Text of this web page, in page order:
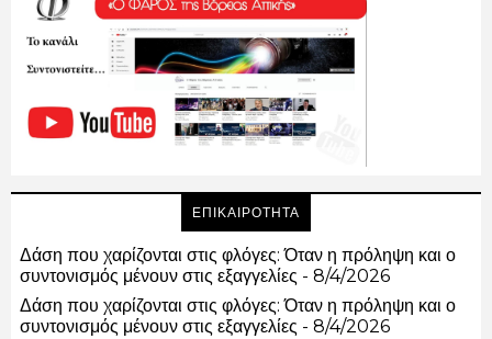
ΕΠΙΚΑΙΡΟΤΗΤΑ
Δάση που χαρίζονται στις φλόγες: Όταν η πρόληψη και ο
συντονισμός μένουν στις εξαγγελίες - 8/4/2026
Δάση που χαρίζονται στις φλόγες: Όταν η πρόληψη και ο
συντονισμός μένουν στις εξαγγελίες - 8/4/2026